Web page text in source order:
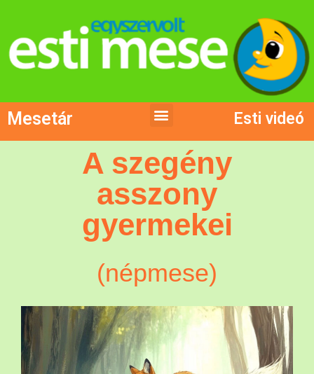
Mesetár Esti videó
A szegény
asszony
gyermekei
(népmese)